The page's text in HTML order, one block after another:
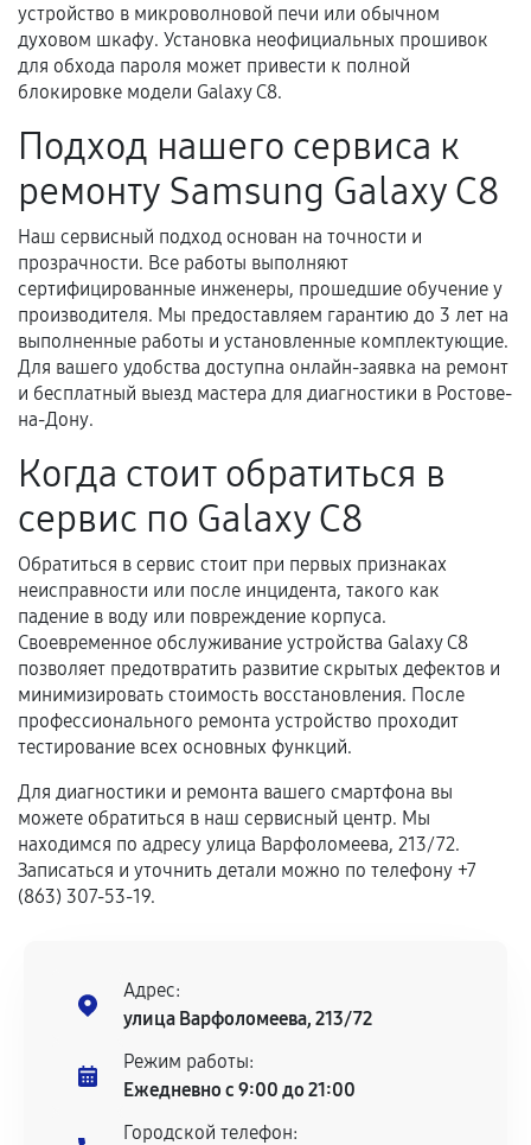
Установка была выполнена нашим сервисным
центром.
При этом гарантия на сами комплектующие
остается на стороне производителя или
продавца. За качество сторонних деталей
сервисный центр ответственности не несет.
устройство в микроволновой печи или обычном
духовом шкафу. Установка неофициальных прошивок
для обхода пароля может привести к полной
блокировке модели Galaxy C8.
Подход нашего сервиса к
ремонту Samsung Galaxy C8
Наш сервисный подход основан на точности и
прозрачности. Все работы выполняют
сертифицированные инженеры, прошедшие обучение у
производителя. Мы предоставляем гарантию до 3 лет на
выполненные работы и установленные комплектующие.
Для вашего удобства доступна онлайн-заявка на ремонт
и бесплатный выезд мастера для диагностики в Ростове-
на-Дону.
Когда стоит обратиться в
сервис по Galaxy C8
Обратиться в сервис стоит при первых признаках
неисправности или после инцидента, такого как
падение в воду или повреждение корпуса.
Своевременное обслуживание устройства Galaxy C8
позволяет предотвратить развитие скрытых дефектов и
минимизировать стоимость восстановления. После
профессионального ремонта устройство проходит
тестирование всех основных функций.
Для диагностики и ремонта вашего смартфона вы
можете обратиться в наш сервисный центр. Мы
находимся по адресу улица Варфоломеева, 213/72.
Записаться и уточнить детали можно по телефону +7
(863) 307-53-19.
Адрес:
улица Варфоломеева, 213/72
Режим работы:
Ежедневно с 9:00 до 21:00
Городской телефон: